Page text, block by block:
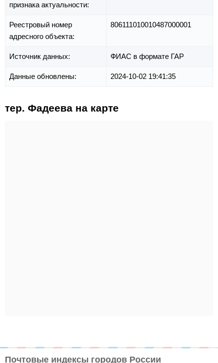
признака актуальности:
Реестровый номер
адресного объекта:
806111010010487000001
Источник данных: ФИАС в формате ГАР
Данные обновлены: 2024-10-02 19:41:35
тер. Фадеева на карте
Почтовые индексы городов России